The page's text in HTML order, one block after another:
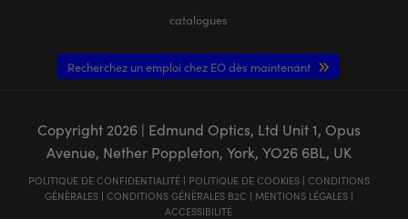
catalogues
Recherchez un emploi chez EO dès maintenant
Copyright 2026| Edmund Optics, Ltd Unit 1, Opus
Avenue, Nether Poppleton, York, YO26 6BL, UK
POLITIQUE DE CONFIDENTIALITÉ| POLITIQUE DE COOKIES| CONDITIONS
GÉNÈRALES| CONDITIONS GÉNÈRALES B2C | MENTIONS LÉGALES|
ACCESSIBILITÉ